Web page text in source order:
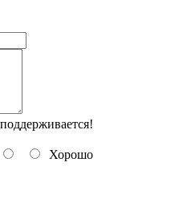
Хорошо